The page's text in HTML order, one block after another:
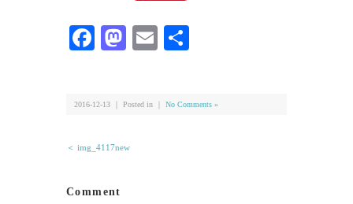
Facebook
Mastodon
Email
2016-12-13 ｜ Posted in ｜ No Comments »
＜ img_4117new
Comment